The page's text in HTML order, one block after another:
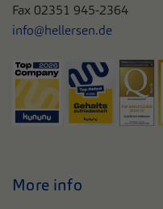
Fax 02351 945-2364
info@hellersen.de
More info